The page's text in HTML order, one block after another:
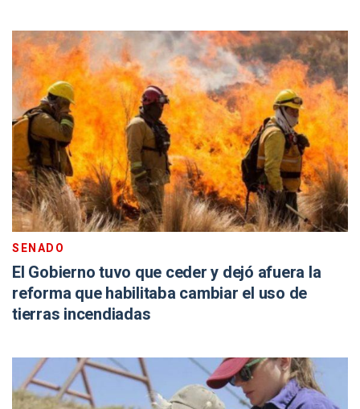
SENADO
El Gobierno tuvo que ceder y dejó afuera la
reforma que habilitaba cambiar el uso de
tierras incendiadas